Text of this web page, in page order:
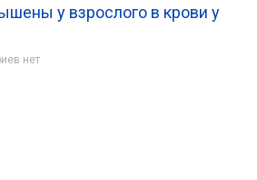
у взрослого в крови у
нет